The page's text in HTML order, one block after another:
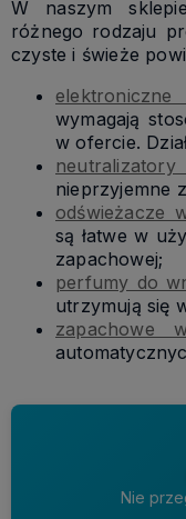
W naszym
różnego rodzaju
czyste i świeże
wymagają
w ofercie.
nieprzyjemne
odświeżacze
są łatwe w
zapachowej;
perfumy do
utrzymują się
zapachowe
Nie